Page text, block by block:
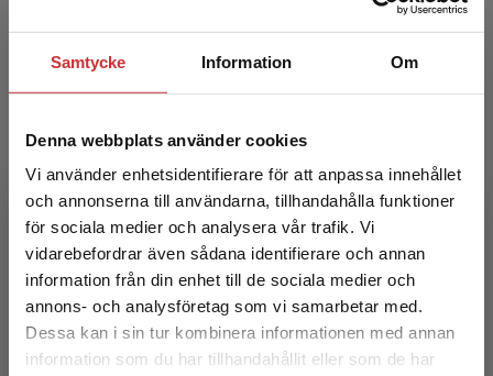
Samtycke Information Om
Denna webbplats använder cookies
Vi använder enhetsidentifierare för att anpassa innehållet
och annonserna till användarna, tillhandahålla funktioner
för sociala medier och analysera vår trafik. Vi
vidarebefordrar även sådana identifierare och annan
information från din enhet till de sociala medier och
annons- och analysföretag som vi samarbetar med.
Dessa kan i sin tur kombinera informationen med annan
information som du har tillhandahållit eller som de har
Begränsad fraktregion
Det verkar som att du besöker
Digital psykologi
Edbacken, J - Vernmark, K (red.)
349 krinkl. moms